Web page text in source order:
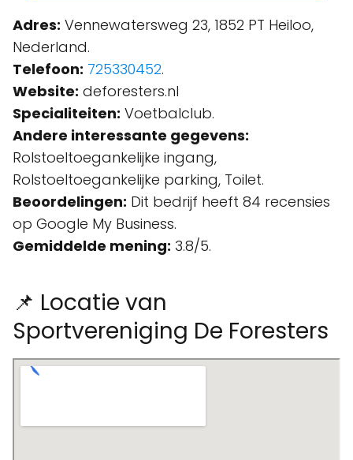
Adres: Vennewatersweg 23, 1852 PT Heiloo,
Nederland.
Telefoon: 725330452.
Website: deforesters.nl
Specialiteiten: Voetbalclub.
Andere interessante gegevens:
Rolstoeltoegankelijke ingang,
Rolstoeltoegankelijke parking, Toilet.
Beoordelingen: Dit bedrijf heeft 84 recensies
op Google My Business.
Gemiddelde mening: 3.8/5.
📌 Locatie van
Sportvereniging De Foresters